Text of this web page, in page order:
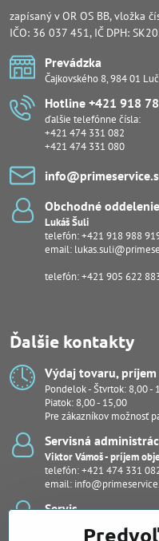
zapísaný v OR OS BB, vložka
IČO: 36 037 451, IČ DPH:
Prevádzka
Čajkovského 8, 984 01
Hotline +421 918
ďalšie telefónne čísla:
+421 474 331 082
+421 474 331 080
Obchodné oddelenie
Lukáš Šuli
telefón:+421 918 988
email:
telefón: +421 905 622
Ďalšie kontakty
Výdaj tovaru,
Pondelok - Štvrtok: 8,00 -
Piatok: 8,00 - 15,00
Pre zákazníkov možnosť
Servisná
Viktor Vámoš - príjem
telefón:+421 474 331
email:
Servis
Ján Šuľan - vedúci
Kevin Bodor